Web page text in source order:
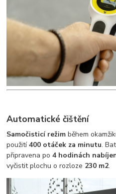
Automatické čištění
Samočisticí režim během
použití400 otáček za minutu.
připravena po4 hodinách
vyčistit plochu o rozloze 230 m2.